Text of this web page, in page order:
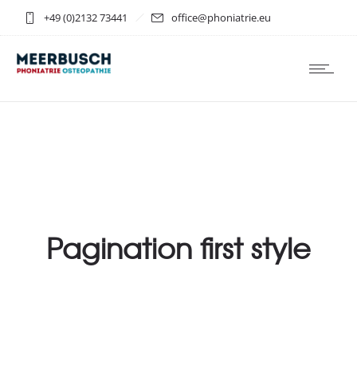
+49 (0)2132 73441 office@phoniatrie.eu
Pagination first style